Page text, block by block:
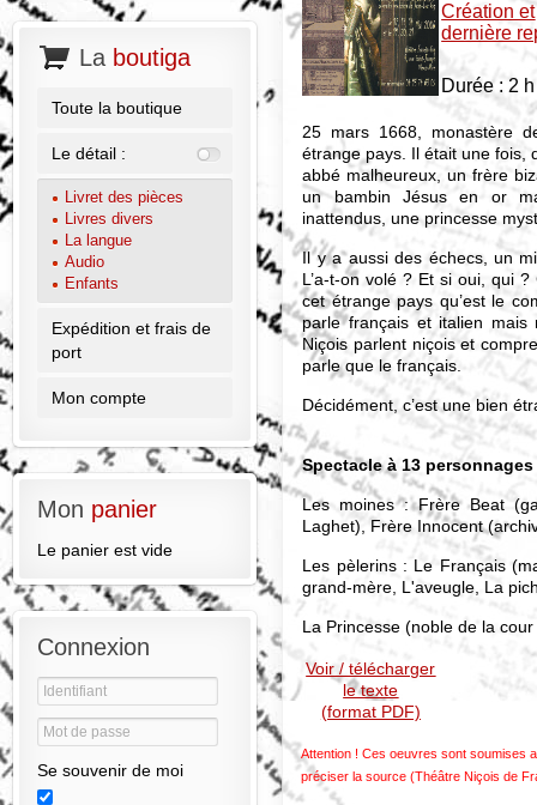
Création et
dernière
Durée : 2
25 mars 1668, monastère
étrange pays. Il était une fois,
abbé malheureux, un frère
un bambin Jésus en or
inattendus, une princesse
Il y a aussi des échecs, un
L’a-t-on volé ? Et si oui, qui
cet étrange pays qu’est le
parle français et italien
Niçois parlent niçois et
parle que le français.
Décidément, c’est une bien
Spectacle à 13 personnages
Les moines : Frère Beat
Laghet), Frère Innocent
Les pèlerins : Le Français
grand-mère, L'aveugle, La
La Princesse (noble de la
Voir / télécharger
le texte
(format PDF)
Attention ! Ces oeuvres sont soumises
préciser la source (Théâtre Niçois de
La boutiga
Toute la boutique
Le détail :
Livret des pièces
Livres divers
La langue
Audio
Enfants
Expédition et frais de
port
Mon compte
Mon panier
Le panier est vide
Connexion
Se souvenir de moi